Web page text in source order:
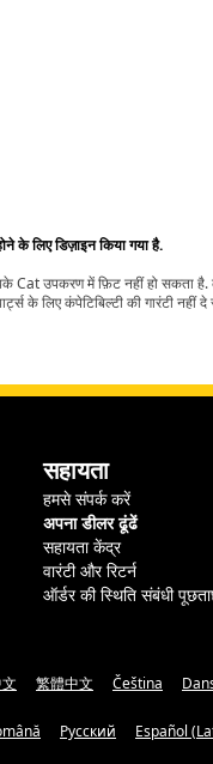
के लिए डिज़ाइन किया गया है.
Cat उपकरण में फ़िट नहीं हो सकता
के लिए कंपेटिबिल्टी की गारंटी नहीं
सहायता
हमसे संपर्क करें
अपना डीलर ढूंढें
सहायता केंद्र
वारंटी और रिटर्न
ऑर्डर की स्थिति संबंधी
繁體中文 Čeština
Русский Español